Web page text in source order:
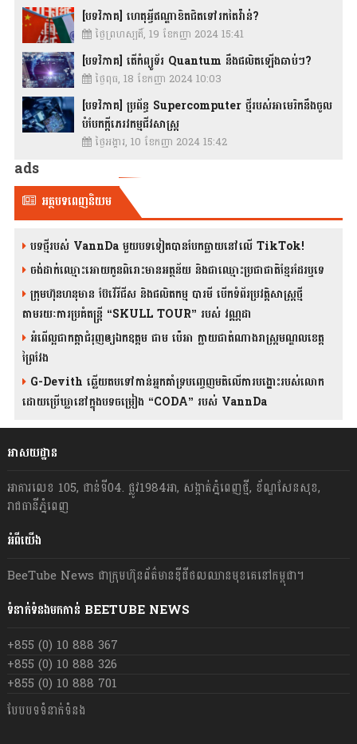
[បទវិភាគ] ហេតុអ្វីឥណ្ឌាខិតជិតទៅរកតៃវ៉ាន់?
ថ្ងៃព្រហស្បតិ៍, 19 ខែកញ្ញា 2024 15:41
[បទវិភាគ] តើកំព្យូទ័រ Quantum នឹងផលិតឡើងឆាប់ៗ?
ថ្ងៃពុធ, 18 ខែកញ្ញា 2024 10:03
[បទវិភាគ] ប្រព័ន្ធ Supercomputer ថ្មីរបស់អាមេរិកនឹងចូល
បំបែកក្តីភេរវកម្មជីវសាស្រ្ត
ថ្ងៃអង្គារ, 10 ខែកញ្ញា 2024 15:42
ads
អត្ថបទពេញនិយម
បទថ្មីរបស់ VannDa មួយបទទៀតបានបែកធ្លាយនៅលើ TikTok!
ចង់ដាក់ឈ្មោះអោយកូនពិរោះមានអត្ថន័យ និងជាឈ្មោះប្រជាជាតិខ្មែរដែរឬទេ
ក្រុមហ៊ុនហនុមាន ប៊ែវើរីជីស និង​ផលិតកម្ម បារមី​ បើកទំព័រប្រវត្តិសាស្ត្រថ្មី
តាមរយៈការប្រគំតន្រ្តី “SKULL TOUR” របស់ វណ្ណដា
អំពើល្អជាកត្តាជំរុញឲ្យឯកឧត្តម ជាម ប៉េអា ក្លាយជាតំណាងរាស្ត្រមណ្ឌលខេត្ត
ព្រៃវែង
G-Devith ឆ្លើយតបទៅកាន់អ្នកគាំទ្របញ្ចេញមតិលើការបង្ហោះរបស់លោក
ដោយប្រើឃ្លានៅក្នុងបទចម្រៀង “CODA” រ​​​បស់ VannDa
អាសយដ្ឋាន
អាគារលេខ 105, ជាន់ទី04. ផ្លូវ1984អា, សង្កាត់ភ្នំពេញថ្មី, ខ័ណ្ឌសែនសុខ,
រាជធានីភ្នំពេញ
អំពីយើង
BeeTube News ជា​ក្រុមហ៊ុន​ព័ត៌មាន​ឌីជីថលឈាន​មុខ​គេ​នៅ​កម្ពុជា។
ទំនាក់ទំនងមកកាន់ BEETUBE NEWS
+855 (0) 10 888 367
+855 (0) 10 888 326
+855 (0) 10 888 701
បែបបទទំនាក់ទំនង